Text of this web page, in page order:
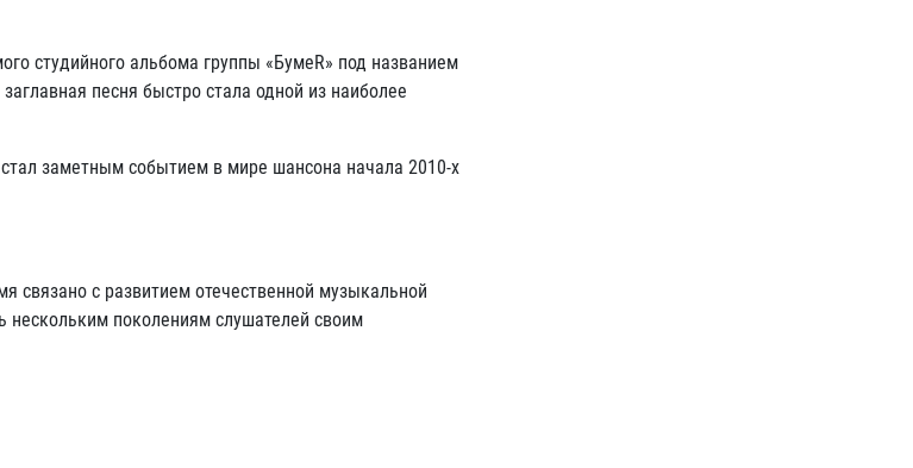
студийного альбома группы «БумеR» под названием
песня быстро стала одной из наиболее
заметным событием в мире шансона начала 2010-х
связано с развитием отечественной музыкальной
нескольким поколениям слушателей своим